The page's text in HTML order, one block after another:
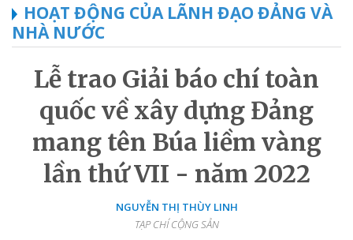
HOẠT ĐỘNG CỦA LÃNH ĐẠO ĐẢNG VÀ
NHÀ NƯỚC
Lễ trao Giải báo chí toàn
quốc về xây dựng Đảng
mang tên Búa liềm vàng
lần thứ VII - năm 2022
NGUYỄN THỊ THÙY LINH
TẠP CHÍ CỘNG SẢN